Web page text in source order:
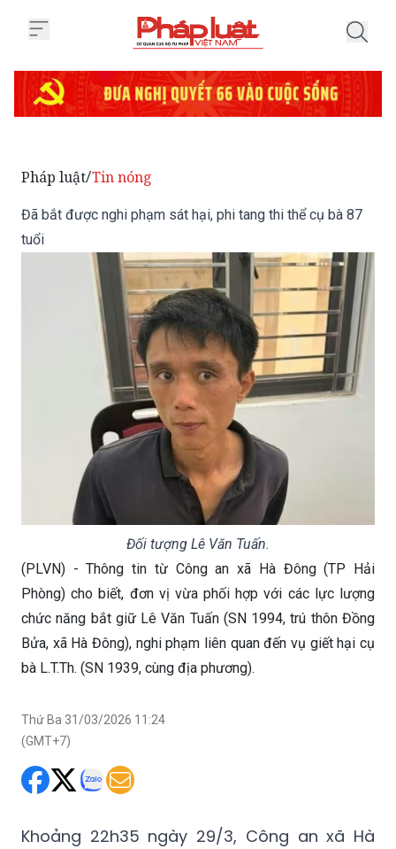
Pháp luật/Tin nóng
Đã bắt được nghi phạm sát hại, phi tang thi thể cụ bà 87
tuổi
Đối tượng Lê Văn Tuấn.
(PLVN) - Thông tin từ Công an xã Hà Đông (TP Hải
Phòng) cho biết, đơn vị vừa phối hợp với các lực lượng
chức năng bắt giữ Lê Văn Tuấn (SN 1994, trú thôn Đồng
Bửa, xã Hà Đông), nghi phạm liên quan đến vụ giết hại cụ
bà L.T.Th. (SN 1939, cùng địa phương).
Thứ Ba 31/03/2026 11:24
(GMT+7)
Khoảng 22h35 ngày 29/3, Công an xã Hà